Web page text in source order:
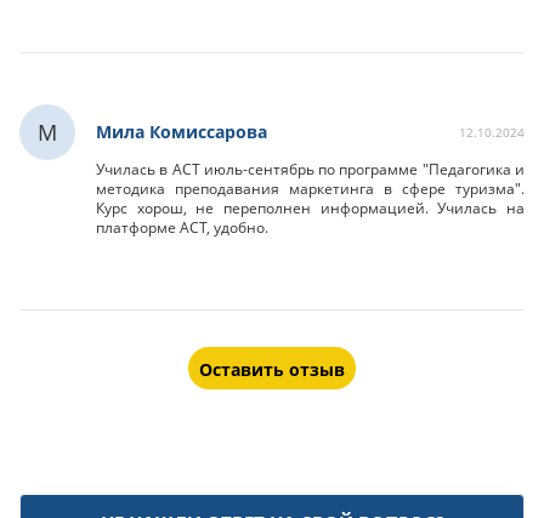
М Мила Комиссарова 12.10.2024
Училась в АСТ июль-сентябрь по программе "Педагогика и
методика преподавания маркетинга в сфере туризма".
Курс хорош, не переполнен информацией. Училась на
платформе АСТ, удобно.
Оставить отзыв